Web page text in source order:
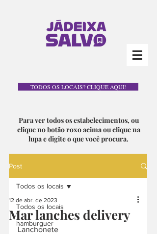
TODOS OS LOCAIS? CLIQUE AQUI!
Para ver todos os estabelecimentos, ou
clique no botão roxo acima ou clique na
lupa e digite o que você procura.
Post
Todos os locais
hamburguer
Todos os locais
Mar lanches delivery
12 de abr. de 2023
Lanchonete